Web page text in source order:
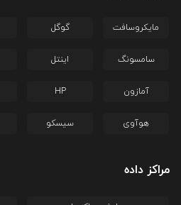
مایکروسافت گوگل
سامسونگ اینتل
آمازون HP
هوآوی سیسکو
مراکز داده